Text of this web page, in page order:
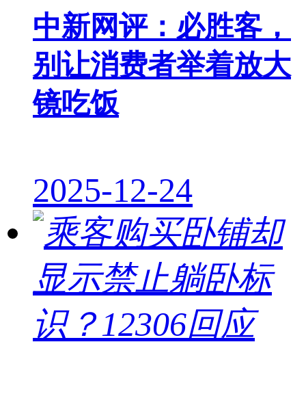
中新网评：必胜客，
别让消费者举着放大
镜吃饭
2025-12-24